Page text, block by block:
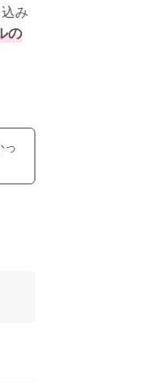
み
の